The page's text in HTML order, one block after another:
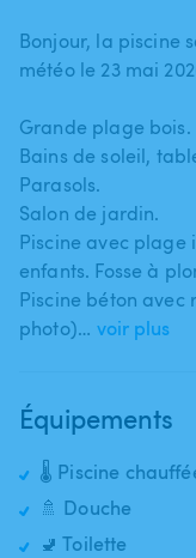
Bonjour​,​ la piscine
météo le 23 mai
Grande plage bois.
Bains de soleil​,​
Parasols.
Salon de jardin.
Piscine avec
enfants. Fosse à
Piscine béton avec
photo)… voir plus
Équipements
🌡️ Piscine
🚿 Douche
🚽 Toilette